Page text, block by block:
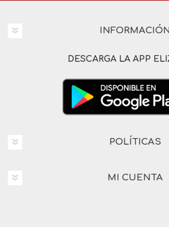
INFORMACIÓN
DESCARGA LA APP
POLÍTICAS
MI CUENTA